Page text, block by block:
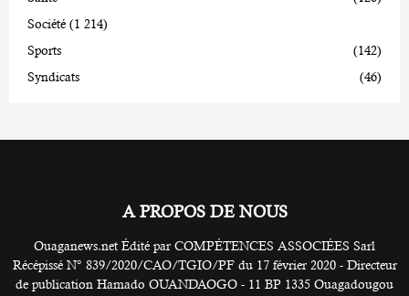
Société (1 214)
Sports
(142)
Syndicats
(46)
A PROPOS DE NOUS
Ouaganews.net Édité par COMPÉTENCES ASSOCIÉES Sarl
Récépissé N° 839/2020/CAO/TGIO/PF du 17 février 2020 - Directeur
de publication Hamado OUANDAOGO - 11 BP 1335 Ouagadougou